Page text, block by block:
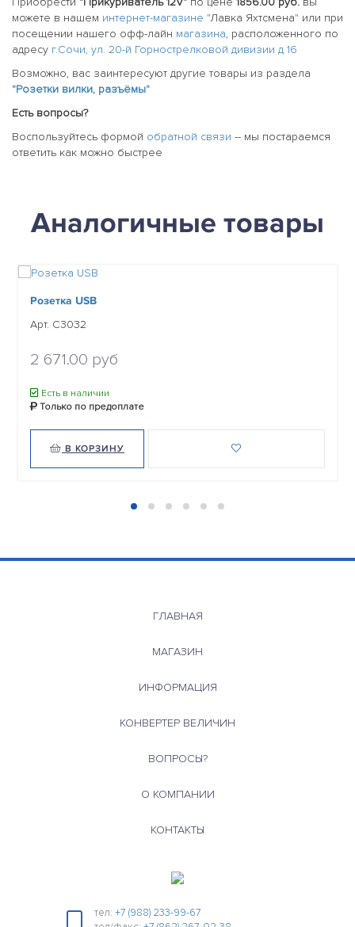
можете в нашем интернет-магазине "Лавка Яхтсмена" или при
посещении нашего офф-лайн магазина, расположенного по
адресу г.Сочи, ул. 20-й Горнострелковой дивизии д 16
Возможно, вас заинтересуют другие товары из раздела
"Розетки вилки, разъёмы"
Есть вопросы?
Воспользуйтесь формой обратной связи -- мы постараемся
ответить как можно быстрее
Аналогичные товары
Розетка USB
Арт. C3032
2 671.00 руб
Есть в наличии
Только по предоплате
В КОРЗИНУ
ГЛАВНАЯ
МАГАЗИН
ИНФОРМАЦИЯ
КОНВЕРТЕР ВЕЛИЧИН
ВОПРОСЫ?
О КОМПАНИИ
КОНТАКТЫ
тел: +7 (988) 233-99-67